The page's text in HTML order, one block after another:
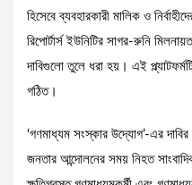
হিসেবে ব্যবহারকারী মালিক ও
রিপোর্টার্স ইউনিটির সাগর-রুনি
দাবিগুলো তুলে ধরা হয়। এই
গঠিত।
‘গণমাধ্যম সংস্কার উদ্যোগ’-এর
জনতার আন্দোলনের সময় নিহত